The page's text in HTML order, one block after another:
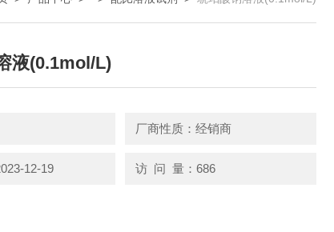
液(0.1mol/L)
厂商性质：经销商
12-19 访 问 量：686